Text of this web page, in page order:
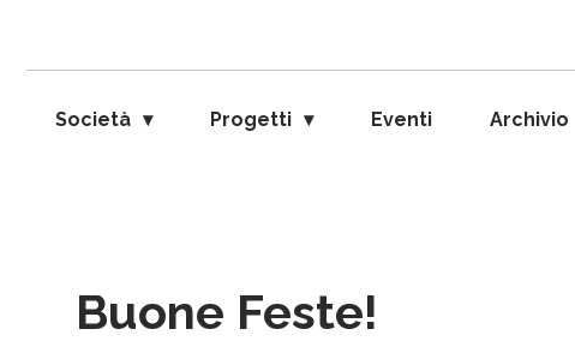
Società Progetti Eventi Archivio
Buone Feste!